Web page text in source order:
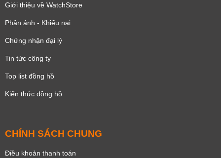
Giới thiệu về WatchStore
Phản ánh - Khiếu nại
Chứng nhận đại lý
Tin tức công ty
Top list đồng hồ
Kiến thức đồng hồ
CHÍNH SÁCH CHUNG
Điều khoản thanh toán